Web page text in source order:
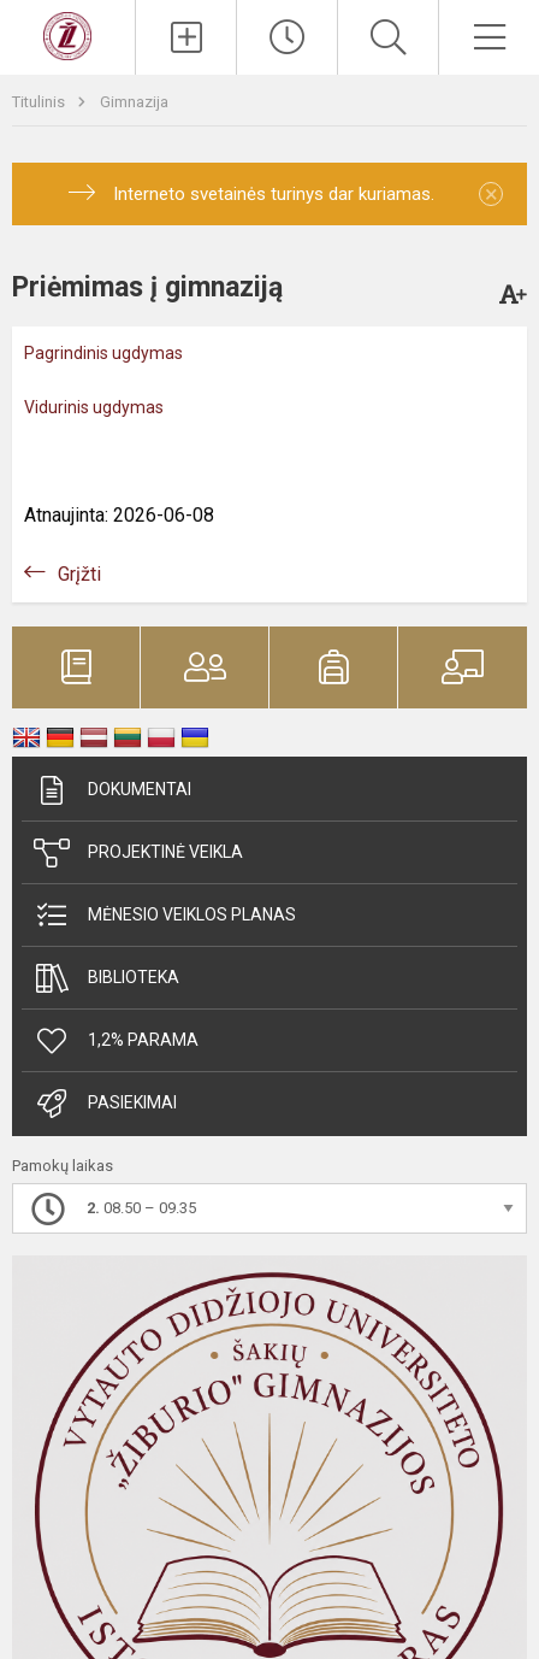
Titulinis Gimnazija
Interneto svetainės turinys dar kuriamas. ×
Priėmimas į gimnaziją
Pagrindinis ugdymas
Vidurinis ugdymas
Atnaujinta: 2026-06-08
Grįžti
DOKUMENTAI
PROJEKTINĖ VEIKLA
MĖNESIO VEIKLOS PLANAS
BIBLIOTEKA
1,2% PARAMA
PASIEKIMAI
Pamokų laikas
2. 08.50 – 09.35